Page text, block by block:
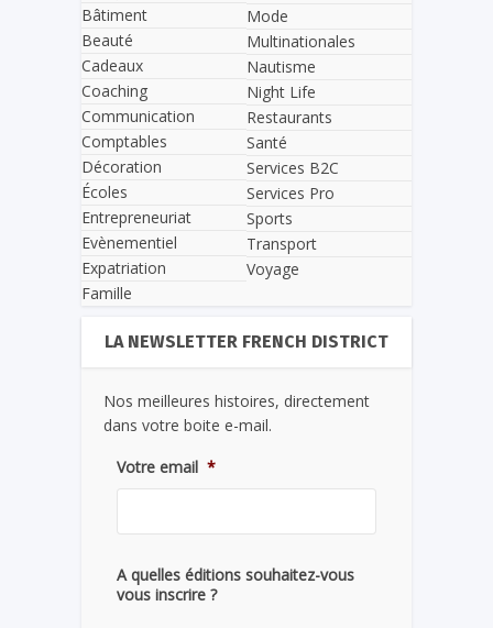
Bâtiment
Beauté
Cadeaux
Coaching
Communication
Comptables
Décoration
Écoles
Entrepreneuriat
Evènementiel
Expatriation
Famille
Mode
Multinationales
Nautisme
Night Life
Restaurants
Santé
Services B2C
Services Pro
Sports
Transport
Voyage
LA NEWSLETTER FRENCH DISTRICT
Nos meilleures histoires, directement
dans votre boite e-mail.
Votre email *
A quelles éditions souhaitez-vous
vous inscrire ?